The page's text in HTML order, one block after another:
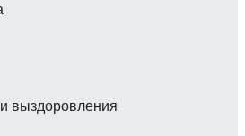
выздоровления